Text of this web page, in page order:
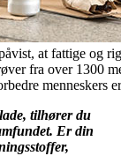
at fattige og
fra over 1300
menneskers
tilhører du
Er din